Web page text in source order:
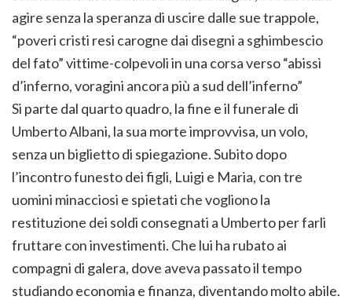
agire senza la speranza di uscire dalle sue trappole,
“poveri cristi resi carogne dai disegni a sghimbescio
del fato” vittime-colpevoli in una corsa verso “abissi
d’inferno, voragini ancora più a sud dell’inferno”
Si parte dal quarto quadro, la fine e il funerale di
Umberto Albani, la sua morte improvvisa, un volo,
senza un biglietto di spiegazione. Subito dopo
l’incontro funesto dei figli, Luigi e Maria, con tre
uomini minacciosi e spietati che vogliono la
restituzione dei soldi consegnati a Umberto per farli
fruttare con investimenti. Che lui ha rubato ai
compagni di galera, dove aveva passato il tempo
studiando economia e finanza, diventando molto abile.